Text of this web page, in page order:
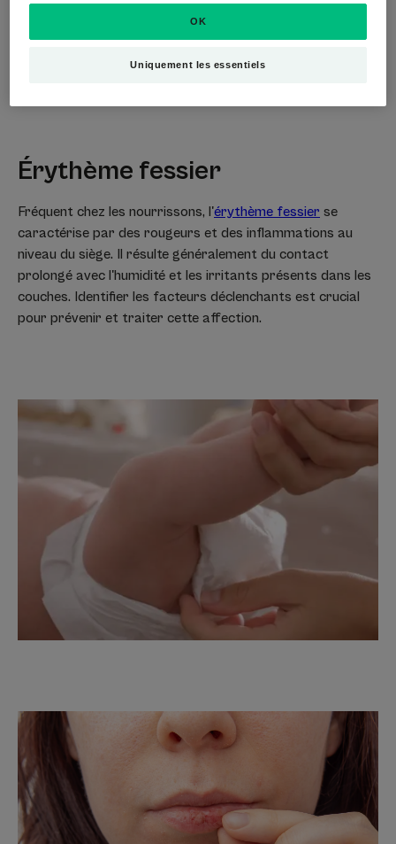
causes, telles que les agressions climatiques, les allergies
Érythème fessier
Fréquent chez les nourrissons, l'érythème fessier se
caractérise par des rougeurs et des inflammations au
niveau du siège. Il résulte généralement du contact
prolongé avec l'humidité et les irritants présents dans les
couches. Identifier les facteurs déclenchants est crucial
pour prévenir et traiter cette affection.
Uniquement les essentiels
OK